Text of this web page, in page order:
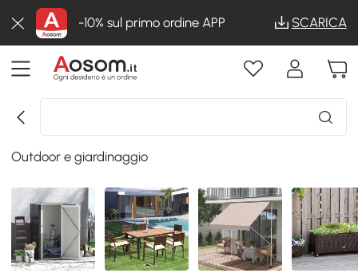
-10% sul primo ordine APP SCARICA
Outdoor e giardinaggio